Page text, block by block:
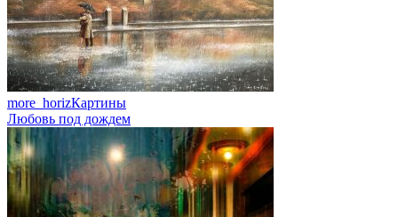
more_horizКартины
Любовь под дождем